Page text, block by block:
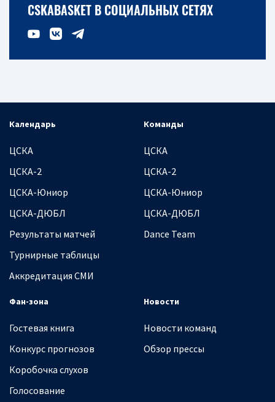
CSKABASKET В СОЦИАЛЬНЫХ СЕТЯХ
Календарь
ЦСКА
ЦСКА-2
ЦСКА-Юниор
ЦСКА-ДЮБЛ
Результаты матчей
Турнирные таблицы
Аккредитация СМИ
Команды
ЦСКА
ЦСКА-2
ЦСКА-Юниор
ЦСКА-ДЮБЛ
Dance Team
Фан-зона
Гостевая книга
Конкурс прогнозов
Коробочка слухов
Голосование
Новости
Новости команд
Обзор прессы